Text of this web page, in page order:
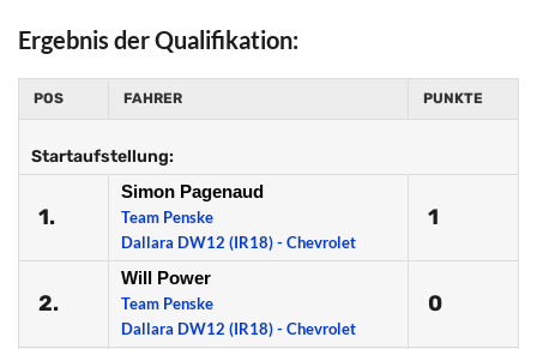
Ergebnis der Qualifikation:
POS FAHRER PUNKTE
Startaufstellung:
1.
Simon Pagenaud
Team Penske
Dallara DW12 (IR18) - Chevrolet
1
2.
Will Power
Team Penske
Dallara DW12 (IR18) - Chevrolet
0